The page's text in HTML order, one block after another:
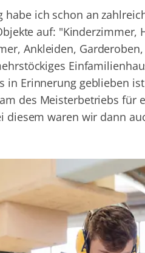
ich schon an
auf:
Ankleiden,
in Erinnerung geblieben
des Meisterbetriebs für
diesem waren wir dann